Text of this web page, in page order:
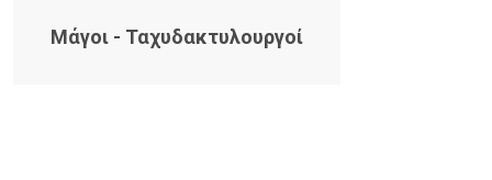
Μάγοι - Ταχυδακτυλουργοί